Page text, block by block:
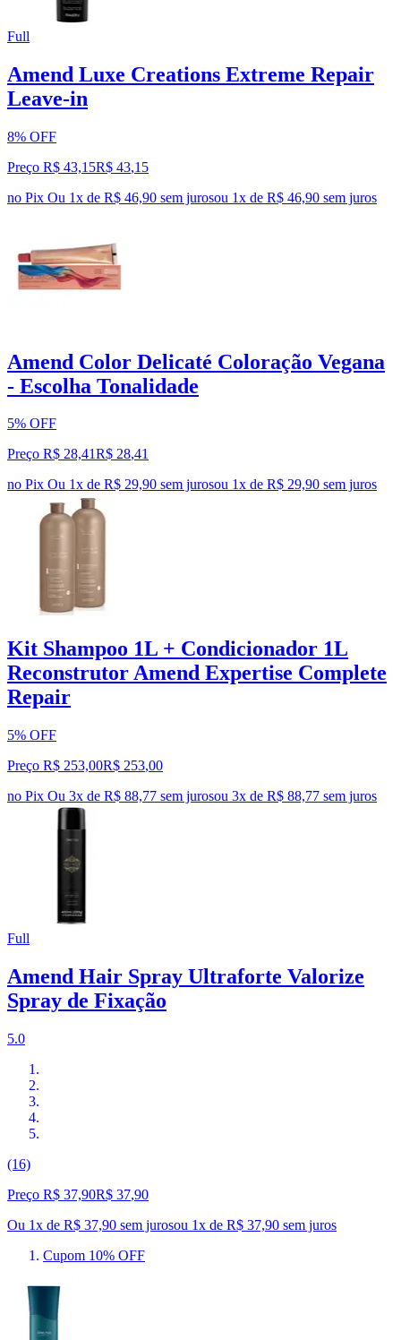
Full
Amend Luxe Creations Extreme Repair
Leave-in
8% OFF
Preço R$ 43,15R$ 43,15
no Pix Ou 1x de R$ 46,90 sem jurosou 1x de R$ 46,90 sem juros
Amend Color Delicaté Coloração Vegana
- Escolha Tonalidade
5% OFF
Preço R$ 28,41R$ 28,41
no Pix Ou 1x de R$ 29,90 sem jurosou 1x de R$ 29,90 sem juros
Kit Shampoo 1L + Condicionador 1L
Reconstrutor Amend Expertise Complete
Repair
5% OFF
Preço R$ 253,00R$ 253,00
no Pix Ou 3x de R$ 88,77 sem jurosou 3x de R$ 88,77 sem juros
Full
Amend Hair Spray Ultraforte Valorize
Spray de Fixação
5.0
(16)
Preço R$ 37,90R$ 37,90
Ou 1x de R$ 37,90 sem jurosou 1x de R$ 37,90 sem juros
Cupom 10% OFF